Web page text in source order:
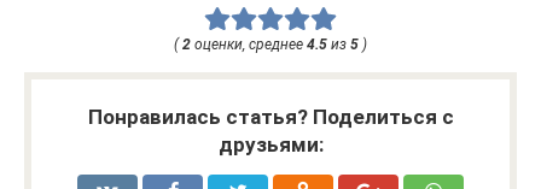
(2 оценки, среднее 4.5 из 5 )
Понравилась статья? Поделиться с
друзьями: